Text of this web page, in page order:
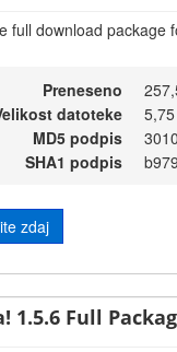
full download package
Preneseno
datoteke
MD5 podpis
SHA1 podpis
zdaj
1.5.6 Full